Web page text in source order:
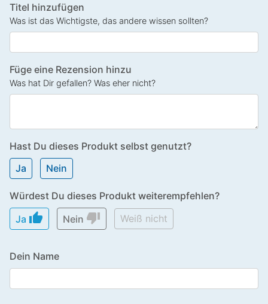
Titel hinzufügen
Was ist das Wichtigste, das andere wissen sollten?
Füge eine Rezension hinzu
Was hat Dir gefallen? Was eher nicht?
Hast Du dieses Produkt selbst genutzt?
Ja
Nein
Würdest Du dieses Produkt weiterempfehlen?
Ja thumb_up Nein thumb_down Weiß nicht
Dein Name